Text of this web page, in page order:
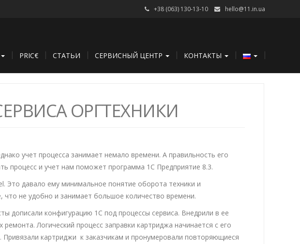
+38 (063) 130-13-10 hello@11.in.ua
PRIC€ СТАТЬИ СЕРВИСНЫЙ ЦЕНТР КОНТАКТЫ
ОРГТЕХНИКИ
учет процесса занимает немало времени. А правильность его
процесс и учет нам поможет программа 1С Предприятие 8.3.
Это давало ему минимальное понятие оборота техники и
не удобно и занимает большое количество времени.
дописали конфигурацию 1С под процессы сервиса. Внедрили в ее
Логический процесс заправки картриджа начинается с его
картриджи к заказчикам и пронумеровали повторяющиеся